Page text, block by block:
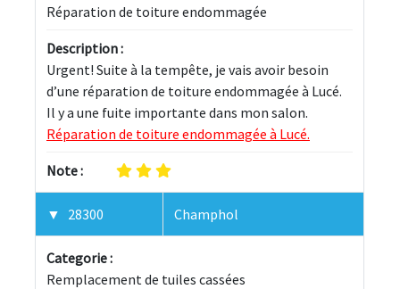
Réparation de toiture endommagée
Description :
Urgent! Suite à la tempête, je vais avoir besoin
d’une réparation de toiture endommagée à Lucé.
Il y a une fuite importante dans mon salon.
Réparation de toiture endommagée à Lucé.
Note :
28300 Champhol
Categorie :
Remplacement de tuiles cassées